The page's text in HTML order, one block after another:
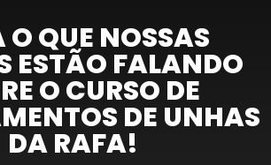
QUE NOSSAS
ESTÃO FALANDO
O CURSO DE
DE UNHAS
DA RAFA!